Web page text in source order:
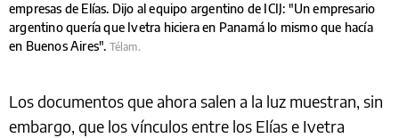
empresas de Elías. Dijo al equipo argentino de ICIJ: "Un empresario
argentino quería que Ivetra hiciera en Panamá lo mismo que hacía
en Buenos Aires". Télam.
Los documentos que ahora salen a la luz muestran, sin
embargo, que los vínculos entre los Elías e Ivetra